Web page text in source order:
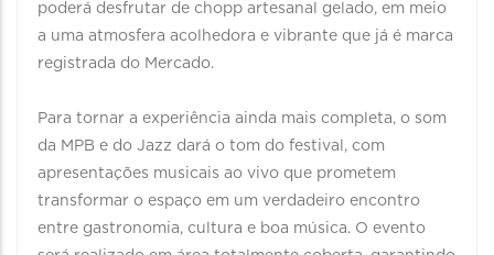
poderá desfrutar de chopp artesanal gelado, em meio
a uma atmosfera acolhedora e vibrante que já é marca
registrada do Mercado.
Para tornar a experiência ainda mais completa, o som
da MPB e do Jazz dará o tom do festival, com
apresentações musicais ao vivo que prometem
transformar o espaço em um verdadeiro encontro
entre gastronomia, cultura e boa música. O evento